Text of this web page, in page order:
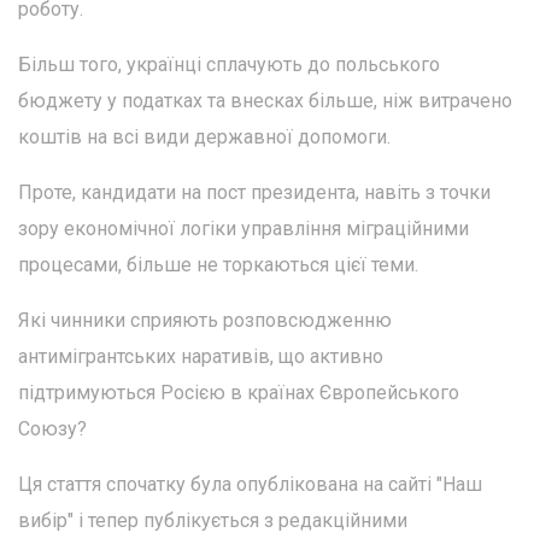
роботу.
Більш того, українці сплачують до польського
бюджету у податках та внесках більше, ніж витрачено
коштів на всі види державної допомоги.
Проте, кандидати на пост президента, навіть з точки
зору економічної логіки управління міграційними
процесами, більше не торкаються цієї теми.
Які чинники сприяють розповсюдженню
антимігрантських наративів, що активно
підтримуються Росією в країнах Європейського
Союзу?
Ця стаття спочатку була опублікована на сайті "Наш
вибір" і тепер публікується з редакційними